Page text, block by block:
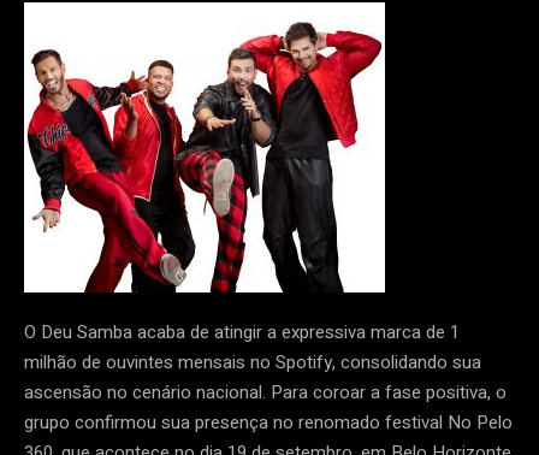
O Deu Samba acaba de atingir a expressiva marca de 1
milhão de ouvintes mensais no Spotify, consolidando sua
ascensão no cenário nacional. Para coroar a fase positiva, o
grupo confirmou sua presença no renomado festival No Pelo